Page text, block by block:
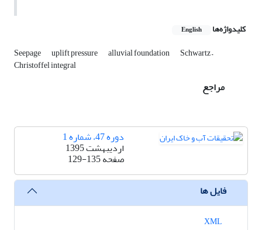
کلیدواژه‌ها English
Seepage uplift pressure alluvial foundation Schwartz –
Christoffel integral
مراجع
دوره 47، شماره 1
اردیبهشت 1395
صفحه129-135
فایل ها